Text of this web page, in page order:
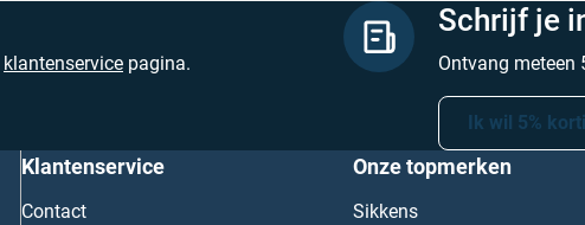
klantenservice pagina.
Schrijf je
Ontvang meteen
Ik wil 5%
Klantenservice
Contact
Onze topmerken
Sikkens